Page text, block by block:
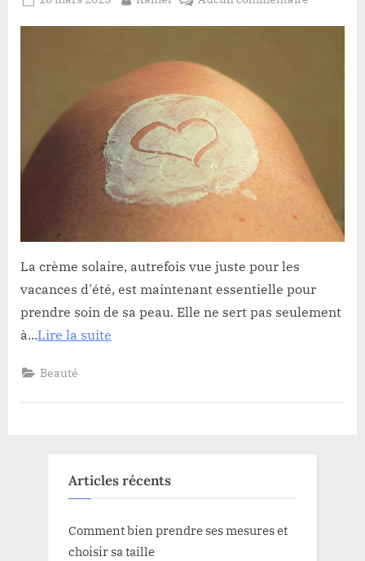
votre
peau
La crème solaire, autrefois vue juste pour les
vacances d'été, est maintenant essentielle pour
prendre soin de sa peau. Elle ne sert pas seulement
à...Lire la suite
Beauté
Articles récents
Comment bien prendre ses mesures et
choisir sa taille